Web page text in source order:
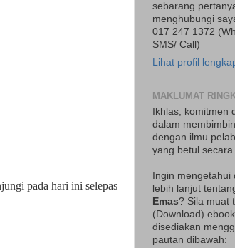
pada hari ini selepas
sebarang
menghubungi
017 247 1372
SMS/ Call)
Lihat profil
MAKLUMAT
Ikhlas, komitmen
dalam
dengan ilmu
yang betul
Ingin mengetahui
lebih lanjut
Emas? Sila muat
(Download)
disediakan
pautan dibawah: